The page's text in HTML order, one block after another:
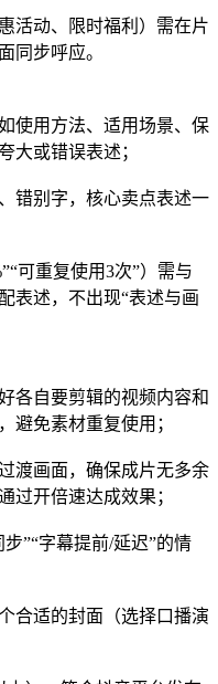
活动、限时福利）需在片
同步呼应。
使用方法、适用场景、保
大或错误表述；
错别字，核心卖点表述一
可重复使用3次”）需与
表述，不出现“表述与画
各自要剪辑的视频内容和
避免素材重复使用；
渡画面，确保成片无多余
过开倍速达成效果；
”“字幕提前/延迟”的情
合适的封面（选择口播演